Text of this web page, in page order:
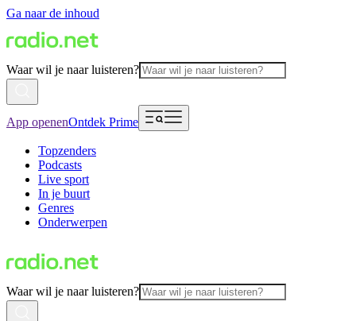
Ga naar de inhoud
Waar wil je naar luisteren?
App openenOntdek Prime
Topzenders
Podcasts
Live sport
In je buurt
Genres
Onderwerpen
Waar wil je naar luisteren?